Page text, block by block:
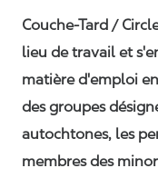
Couche-Tard /
lieu de travail et
matière d'emploi
des groupes
autochtones, les
membres des